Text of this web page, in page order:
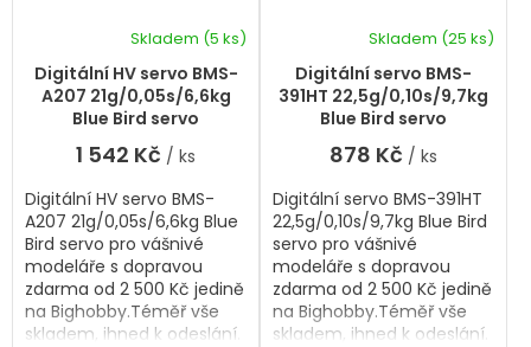
Digitální HV servo BMS-
A207 21g/0,05s/6,6kg
Blue Bird servo
Skladem (5 ks)
1 542 Kč / ks
Digitální HV servo BMS-
A207 21g/0,05s/6,6kg Blue
Bird servo pro vášnivé
modeláře s dopravou
zdarma od 2 500 Kč jedině
na Bighobby.Téměř vše
skladem, ihned k odeslání.
Digitální servo BMS-
391HT 22,5g/0,10s/9,7kg
Blue Bird servo
Skladem (25 ks)
878 Kč / ks
Digitální servo BMS-391HT
22,5g/0,10s/9,7kg Blue Bird
servo pro vášnivé
modeláře s dopravou
zdarma od 2 500 Kč jedině
na Bighobby.Téměř vše
skladem, ihned k odeslání.